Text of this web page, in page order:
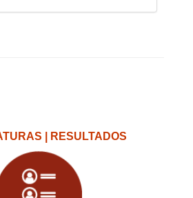
| RESULTADOS